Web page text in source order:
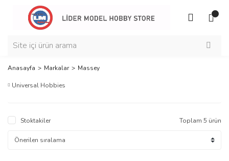
Anasayfa Markalar Massey
Universal Hobbies
Stoktakiler Toplam 5 ürün